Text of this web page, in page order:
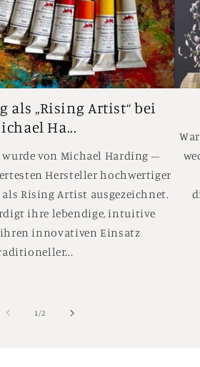
als „Rising Artist“ bei
Ha...
von Michael Harding –
Hersteller hochwertiger
Rising Artist ausgezeichnet.
ihre lebendige, intuitive
innovativen Einsatz
1 /von
2